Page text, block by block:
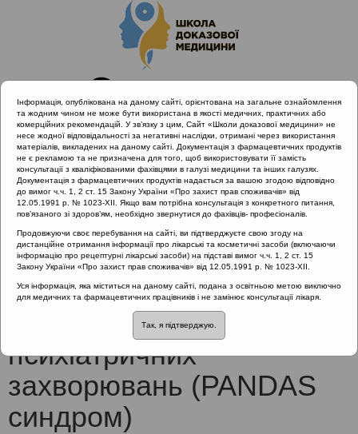
Головна
Проведені заходи
EPOS Congress 2020 | Тонзиліт
Роль патології глоткового кільця у розвитку психіатричних
захворювань (PANDAS синдром)
Роль патології глоткового
кільця у розвитку
психіатричних
захворювань (PANDAS
синдром)
Інформація, опублікована на даному сайті, орієнтована на загальне ознайомлення
та жодним чином не може бути використана в якості медичних, практичних або
комерційних рекомендацій. У зв’язку з цим, Сайт «Школи доказової медицини» не
несе жодної відповідальності за негативні наслідки, отримані через використання
матеріалів, викладених на даному сайті. Документація з фармацевтичних продуктів
не є рекламою та не призначена для того, щоб використовувати її замість
консультації з кваліфікованими фахівцями в галузі медицини та інших галузях.
Документація з фармацевтичних продуктів надається за вашою згодою відповідно
до вимог ч.ч. 1, 2 ст. 15 Закону України «Про захист прав споживачів» від
12.05.1991 р. № 1023-XII. Якщо вам потрібна консультація з конкретного питання,
пов’язаного зі здоров’ям, необхідно звернутися до фахівців- професіоналів.
Продовжуючи своє перебування на сайті, ви підтверджуєте свою згоду на
дистанційне отримання інформації про лікарські та косметичні засоби (включаючи
інформацію про рецептурні лікарські засоби) на підставі вимог ч.ч. 1, 2 ст. 15
Закону України «Про захист прав споживачів» від 12.05.1991 р. № 1023-XII.
Уся інформація, яка міститься на даному сайті, подана з освітньою метою виключно
для медичних та фармацевтичних працівників і не замінює консультації лікаря.
Так, я підтверджую.